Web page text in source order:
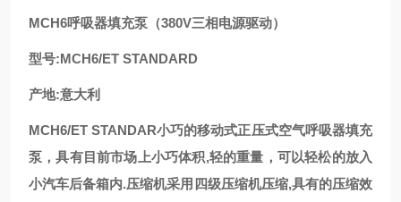
MCH6呼吸器填充泵（380V三相电源驱动）
型号:MCH6/ET STANDARD
产地:意大利
MCH6/ET STANDAR小巧的移动式正压式空气呼吸器填充
泵，具有目前市场上小巧体积,轻的重量，可以轻松的放入
小汽车后备箱内.压缩机采用四级压缩机压缩,具有的压缩效